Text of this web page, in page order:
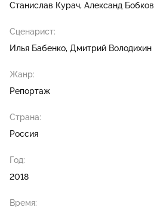
Станислав Курач Александ Бобков
Сценарист:
Илья Бабенко Дмитрий Володихин
Жанр:
Репортаж
Страна:
Россия
Год:
2018
Время: